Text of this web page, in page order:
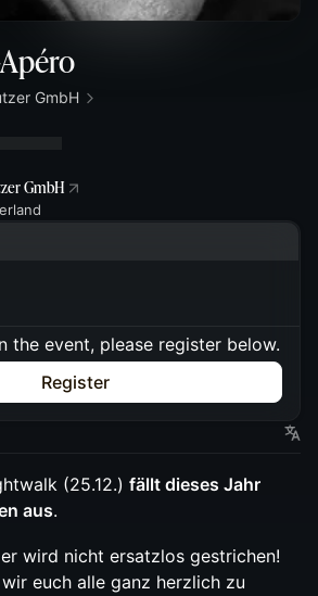
GmbH
GmbH
the event, please register below.
Register
(25.12.) fällt dieses Jahr
aus.
wird nicht ersatzlos gestrichen!
euch alle ganz herzlich zu